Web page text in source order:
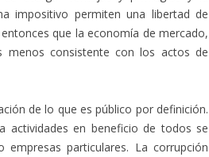
impositivo permiten una libertad de
que la economía de mercado,
menos consistente con los actos de
de lo que es público por definición.
actividades en beneficio de todos se
particulares. La corrupción